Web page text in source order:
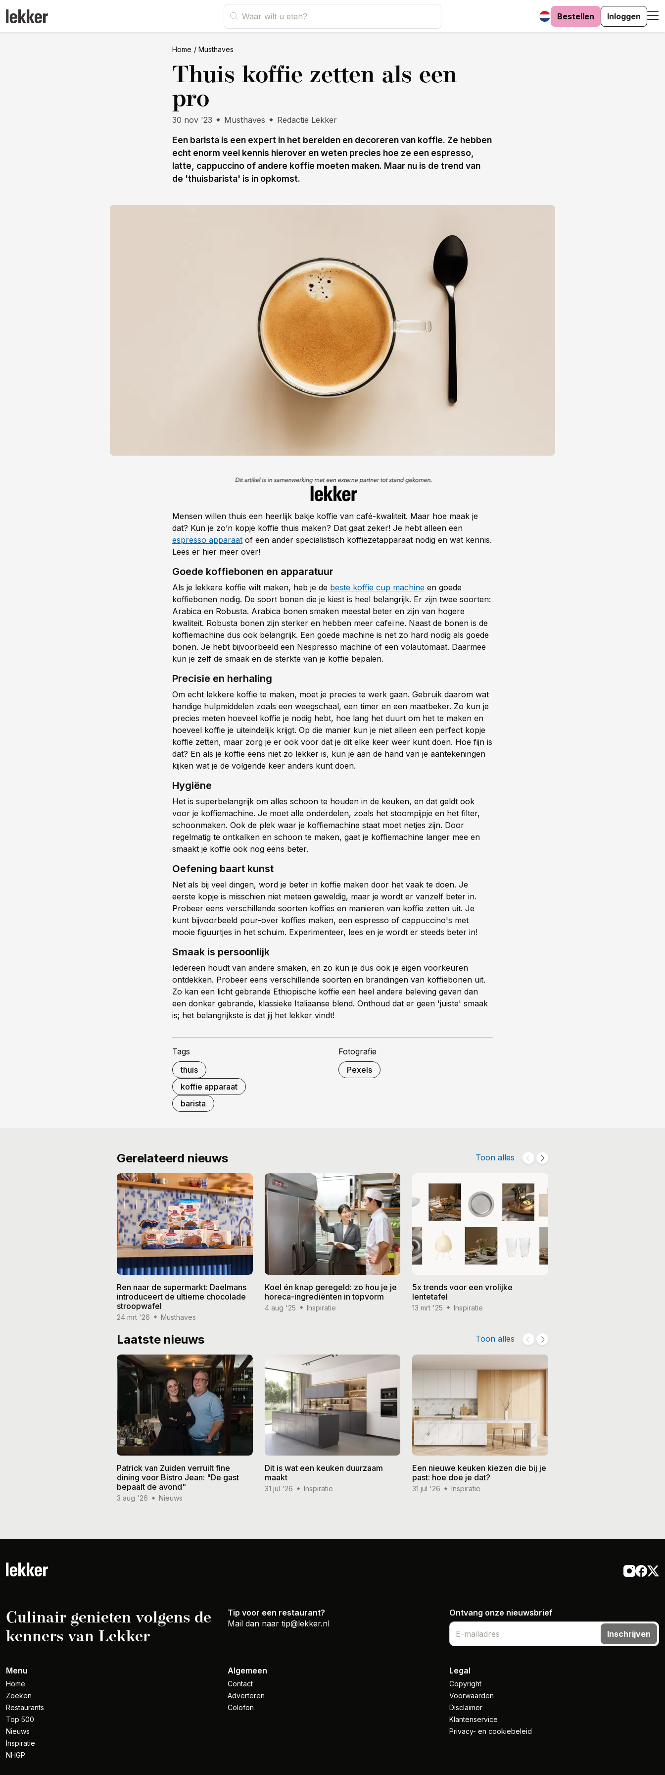
Bestellen Inloggen
Home Musthaves
Thuis koffie zetten als een
pro
30 nov '23 Musthaves Redactie Lekker
Een barista is een expert in het bereiden en decoreren van koffie. Ze hebben
echt enorm veel kennis hierover en weten precies hoe ze een espresso,
latte, cappuccino of andere koffie moeten maken. Maar nu is de trend van
de 'thuisbarista' is in opkomst.
Mensen willen thuis een heerlijk bakje koffie van café-kwaliteit. Maar hoe maak je
dat? Kun je zo’n kopje koffie thuis maken? Dat gaat zeker! Je hebt alleen een
espresso apparaat of een ander specialistisch koffiezetapparaat nodig en wat kennis.
Lees er hier meer over!
Goede koffiebonen en apparatuur
Als je lekkere koffie wilt maken, heb je de beste koffie cup machine en goede
koffiebonen nodig. De soort bonen die je kiest is heel belangrijk. Er zijn twee soorten:
Arabica en Robusta. Arabica bonen smaken meestal beter en zijn van hogere
kwaliteit. Robusta bonen zijn sterker en hebben meer cafeïne. Naast de bonen is de
koffiemachine dus ook belangrijk. Een goede machine is net zo hard nodig als goede
bonen. Je hebt bijvoorbeeld een Nespresso machine of een volautomaat. Daarmee
kun je zelf de smaak en de sterkte van je koffie bepalen.
Precisie en herhaling
Om echt lekkere koffie te maken, moet je precies te werk gaan. Gebruik daarom wat
handige hulpmiddelen zoals een weegschaal, een timer en een maatbeker. Zo kun je
precies meten hoeveel koffie je nodig hebt, hoe lang het duurt om het te maken en
hoeveel koffie je uiteindelijk krijgt. Op die manier kun je niet alleen een perfect kopje
koffie zetten, maar zorg je er ook voor dat je dit elke keer weer kunt doen. Hoe fijn is
dat? En als je koffie eens niet zo lekker is, kun je aan de hand van je aantekeningen
kijken wat je de volgende keer anders kunt doen.
Hygiëne
Het is superbelangrijk om alles schoon te houden in de keuken, en dat geldt ook
voor je koffiemachine. Je moet alle onderdelen, zoals het stoompijpje en het filter,
schoonmaken. Ook de plek waar je koffiemachine staat moet netjes zijn. Door
regelmatig te ontkalken en schoon te maken, gaat je koffiemachine langer mee en
smaakt je koffie ook nog eens beter.
Oefening baart kunst
Net als bij veel dingen, word je beter in koffie maken door het vaak te doen. Je
eerste kopje is misschien niet meteen geweldig, maar je wordt er vanzelf beter in.
Probeer eens verschillende soorten koffies en manieren van koffie zetten uit. Je
kunt bijvoorbeeld pour-over koffies maken, een espresso of cappuccino's met
mooie figuurtjes in het schuim. Experimenteer, lees en je wordt er steeds beter in!
Smaak is persoonlijk
Iedereen houdt van andere smaken, en zo kun je dus ook je eigen voorkeuren
ontdekken. Probeer eens verschillende soorten en brandingen van koffiebonen uit.
Zo kan een licht gebrande Ethiopische koffie een heel andere beleving geven dan
een donker gebrande, klassieke Italiaanse blend. Onthoud dat er geen 'juiste' smaak
is; het belangrijkste is dat jij het lekker vindt!
Tags
thuis
koffie apparaat
barista
Fotografie
Pexels
Gerelateerd nieuws Toon alles
Ren naar de supermarkt: Daelmans
introduceert de ultieme chocolade
stroopwafel
24 mrt '26 Musthaves
Koel én knap geregeld: zo hou je je
horeca-ingrediënten in topvorm
4 aug '25 Inspiratie
5x trends voor een vrolijke
lentetafel
13 mrt '25 Inspiratie
Laatste nieuws Toon alles
Patrick van Zuiden verruilt fine
dining voor Bistro Jean: "De gast
bepaalt de avond"
3 aug '26 Nieuws
Dit is wat een keuken duurzaam
maakt
31 jul '26 Inspiratie
Een nieuwe keuken kiezen die bij je
past: hoe doe je dat?
31 jul '26 Inspiratie
Culinair genieten volgens de
kenners van Lekker
Tip voor een restaurant?
Mail dan naar tip@lekker.nl
Ontvang onze nieuwsbrief
Inschrijven
Menu
Home
Zoeken
Restaurants
Top 500
Nieuws
Inspiratie
NHGP
Algemeen
Contact
Adverteren
Colofon
Legal
Copyright
Voorwaarden
Disclaimer
Klantenservice
Privacy- en cookiebeleid